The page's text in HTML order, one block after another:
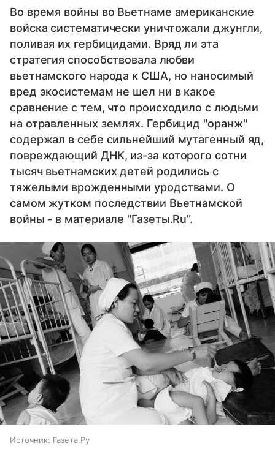
Во время войны во Вьетнаме американские
войска систематически уничтожали джунгли,
поливая их гербицидами. Вряд ли эта
стратегия способствовала любви
вьетнамского народа к США, но наносимый
вред экосистемам не шел ни в какое
сравнение с тем, что происходило с людьми
на отравленных землях. Гербицид "оранж"
содержал в себе сильнейший мутагенный яд,
повреждающий ДНК, из-за которого сотни
тысяч вьетнамских детей родились с
тяжелыми врожденными уродствами. О
самом жутком последствии Вьетнамской
войны - в материале "Газеты.Ru".
Источник: Газета.Ру